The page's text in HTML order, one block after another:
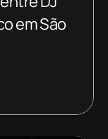
em São